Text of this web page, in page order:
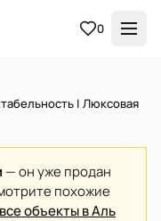
0
| Люксовая
— он уже продан
похожие
все объекты в Аль